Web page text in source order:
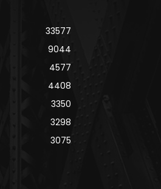
33577
9044
4577
4408
3350
3298
3075